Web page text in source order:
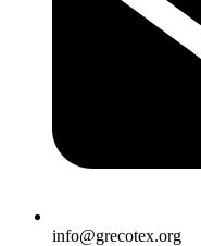
info@grecotex.org